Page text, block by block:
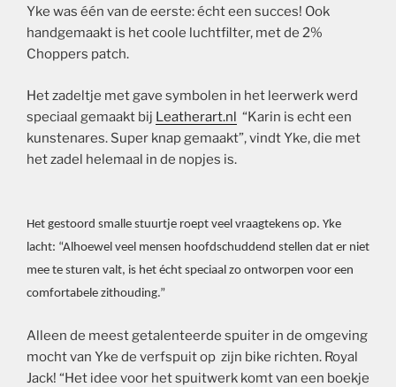
Yke was één van de eerste: écht een succes! Ook
handgemaakt is het coole luchtfilter, met de 2%
Choppers patch.
Het zadeltje met gave symbolen in het leerwerk werd
speciaal gemaakt bij Leatherart.nl “Karin is echt een
kunstenares. Super knap gemaakt”, vindt Yke, die met
het zadel helemaal in de nopjes is.
Het gestoord smalle stuurtje roept veel vraagtekens op. Yke
lacht: “Alhoewel veel mensen hoofdschuddend stellen dat er niet
mee te sturen valt, is het écht speciaal zo ontworpen voor een
comfortabele zithouding.”
Alleen de meest getalenteerde spuiter in de omgeving
mocht van Yke de verfspuit op zijn bike richten. Royal
Jack! “Het idee voor het spuitwerk komt van een boekje